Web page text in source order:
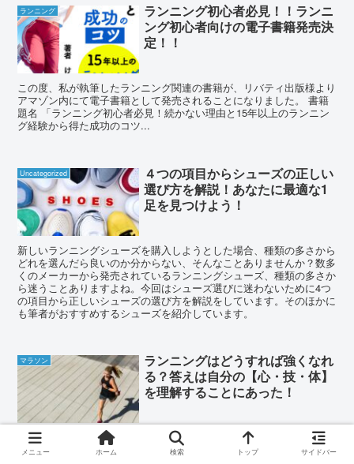
ランニング
ランニング初心者必見！！ランニ
ング初心者向けの電子書籍発売決
定！！
この度、私が執筆したランニング関連の書籍が、リバティ出版様より
アマゾン内にて電子書籍として発売されることになりました。 書籍
題名 「ランニング初心者必見！続かない理由と15年以上のランニン
グ経験から得た成功のコツ...
Uncategorized
４つの項目からシューズの正しい
選び方を解説！あなたに最適な1
足を見つけよう！
新しいランニングシューズを購入しようとした場合、種類の多さから
どれを選んだら良いのか分からない、そんなことありませんか？数多
くのメーカーから発売されているランニングシューズ、種類の多さか
ら迷うことありますよね。今回はシューズ選びに迷わないために4つ
の項目から正しいシューズの選び方を解説をしています。そのほかに
も筆者がおすすめするシューズを紹介しています。
マラソン
ランニングはどうすれば強くなれ
る？答えは自分の【心・技・体】
を理解することにあった！
強いランニングとは、タイムが速いではなく、自分の心・技・心をど
れだけ理解できているかということ。ランニングをより強く、今より
メニュー ホーム 検索 トップ サイドバー